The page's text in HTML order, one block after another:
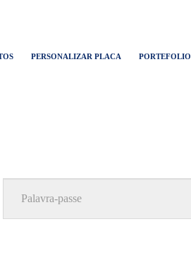
PERSONALIZAR PLACA PORTEFOLIO